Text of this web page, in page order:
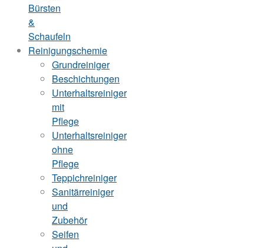
Bürsten
&
Schaufeln
Reinigungschemie
Grundreiniger
Beschichtungen
Unterhaltsreiniger
mit
Pflege
Unterhaltsreiniger
ohne
Pflege
Teppichreiniger
Sanitärreiniger
und
Zubehör
Seifen